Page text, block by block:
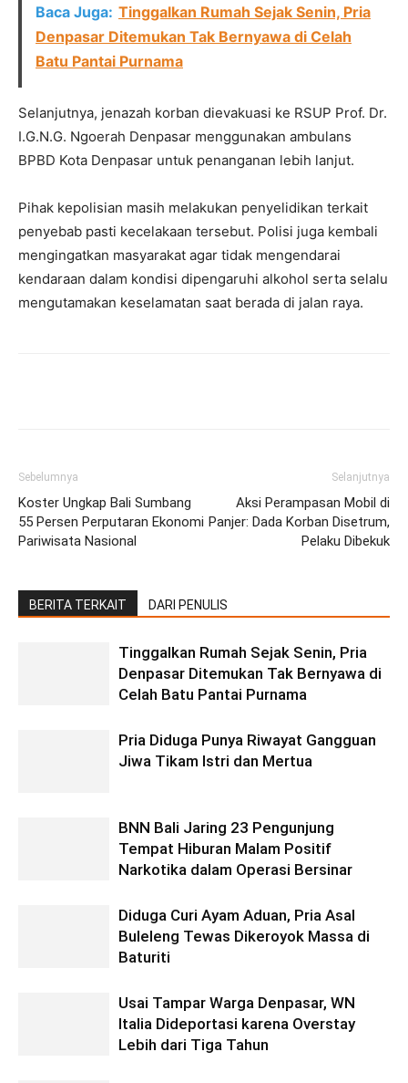
Baca Juga: Tinggalkan Rumah Sejak Senin, Pria
Denpasar Ditemukan Tak Bernyawa di Celah
Batu Pantai Purnama
Selanjutnya, jenazah korban dievakuasi ke RSUP Prof. Dr.
I.G.N.G. Ngoerah Denpasar menggunakan ambulans
BPBD Kota Denpasar untuk penanganan lebih lanjut.
Pihak kepolisian masih melakukan penyelidikan terkait
penyebab pasti kecelakaan tersebut. Polisi juga kembali
mengingatkan masyarakat agar tidak mengendarai
kendaraan dalam kondisi dipengaruhi alkohol serta selalu
mengutamakan keselamatan saat berada di jalan raya.
Sebelumnya
Koster Ungkap Bali Sumbang
55 Persen Perputaran Ekonomi
Pariwisata Nasional
Selanjutnya
Aksi Perampasan Mobil di
Panjer: Dada Korban Disetrum,
Pelaku Dibekuk
BERITA TERKAIT DARI PENULIS
Tinggalkan Rumah Sejak Senin, Pria
Denpasar Ditemukan Tak Bernyawa di
Celah Batu Pantai Purnama
Pria Diduga Punya Riwayat Gangguan
Jiwa Tikam Istri dan Mertua
BNN Bali Jaring 23 Pengunjung
Tempat Hiburan Malam Positif
Narkotika dalam Operasi Bersinar
Diduga Curi Ayam Aduan, Pria Asal
Buleleng Tewas Dikeroyok Massa di
Baturiti
Usai Tampar Warga Denpasar, WN
Italia Dideportasi karena Overstay
Lebih dari Tiga Tahun